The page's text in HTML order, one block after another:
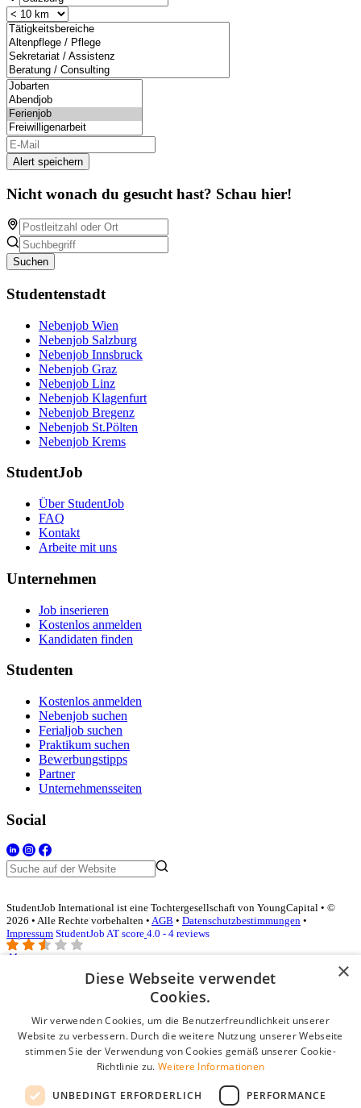
Alert speichern
Nicht wonach du gesucht hast? Schau hier!
Suchen
Studentenstadt
Nebenjob Wien
Nebenjob Salzburg
Nebenjob Innsbruck
Nebenjob Graz
Nebenjob Linz
Nebenjob Klagenfurt
Nebenjob Bregenz
Nebenjob St.Pölten
Nebenjob Krems
StudentJob
Über StudentJob
FAQ
Kontakt
Arbeite mit uns
Unternehmen
Job inserieren
Kostenlos anmelden
Kandidaten finden
Studenten
Kostenlos anmelden
Nebenjob suchen
Ferialjob suchen
Praktikum suchen
Bewerbungstipps
Partner
Unternehmensseiten
Social
StudentJob International ist eine Tochtergesellschaft von YoungCapital • ©
2026 • Alle Rechte vorbehalten • AGB • Datenschutzbestimmungen •
Impressum StudentJob AT score 4.0 - 4 reviews
Login für Unternehmen
E-Mail*
Passwort
Angemeldet bleiben
Passwort vergessen?
×
Diese Webseite verwendet
Cookies.
Wir verwenden Cookies, um die Benutzerfreundlichkeit unserer
Website zu verbessern. Durch die weitere Nutzung unserer Webseite
stimmen Sie der Verwendung von Cookies gemäß unserer Cookie-
Richtlinie zu. Weitere Informationen
UNBEDINGT ERFORDERLICH PERFORMANCE